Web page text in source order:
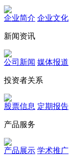
企业简介 企业文化
新闻资讯
公司新闻 媒体报道
投资者关系
股票信息 定期报告
产品服务
产品展示 学术推广